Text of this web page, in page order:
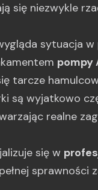
się niezwykle
sytuacja
pompy
tarcze
są wyjatkowo
realne
się w
sprawności